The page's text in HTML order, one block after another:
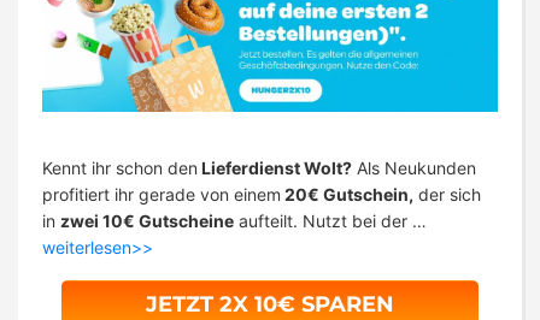
Kennt ihr schon den Lieferdienst Wolt? Als Neukunden
profitiert ihr gerade von einem 20€ Gutschein, der sich
in zwei 10€ Gutscheine aufteilt. Nutzt bei der …
weiterlesen>>
JETZT 2X 10€ SPAREN